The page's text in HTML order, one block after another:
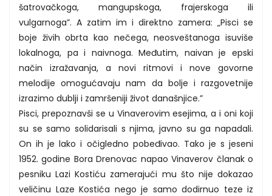
šatrovačkoga, mangupskoga, frajerskoga ili
vulgarnoga”. A zatim im i direktno zamera: „Pisci se
boje živih obrta kao nečega, neosveštanoga isuviše
lokalnoga, pa i naivnoga. Međutim, naivan je epski
način izražavanja, a novi ritmovi i nove govorne
melodije omogućavaju nam da bolje i razgovetnije
izrazimo dublji i zamršeniji život današnjice.”
Pisci, prepoznavši se u Vinaverovim esejima, a i oni koji
su se samo solidarisali s njima, javno su ga napadali.
On ih je lako i očigledno pobeđivao. Tako je s jeseni
1952. godine Bora Drenovac napao Vinaverov članak o
pesniku Lazi Kostiću zamerajući mu što nije dokazao
veličinu Laze Kostića nego je samo dodirnuo teze iz